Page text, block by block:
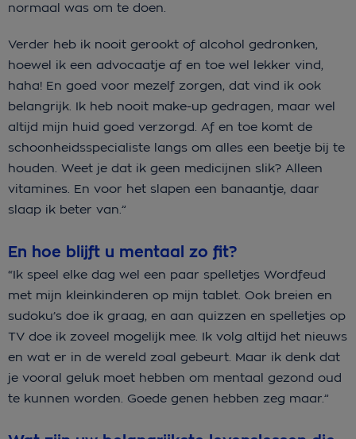
normaal was om te doen.
Verder heb ik nooit gerookt of alcohol gedronken,
hoewel ik een advocaatje af en toe wel lekker vind,
haha! En goed voor mezelf zorgen, dat vind ik ook
belangrijk. Ik heb nooit make-up gedragen, maar wel
altijd mijn huid goed verzorgd. Af en toe komt de
schoonheidsspecialiste langs om alles een beetje bij te
houden. Weet je dat ik geen medicijnen slik? Alleen
vitamines. En voor het slapen een banaantje, daar
slaap ik beter van.”
En hoe blijft u mentaal zo fit?
“Ik speel elke dag wel een paar spelletjes Wordfeud
met mijn kleinkinderen op mijn tablet. Ook breien en
sudoku’s doe ik graag, en aan quizzen en spelletjes op
TV doe ik zoveel mogelijk mee. Ik volg altijd het nieuws
en wat er in de wereld zoal gebeurt. Maar ik denk dat
je vooral geluk moet hebben om mentaal gezond oud
te kunnen worden. Goede genen hebben zeg maar.”